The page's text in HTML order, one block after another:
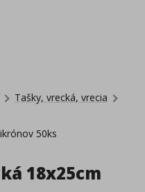
Tašky, vrecká, vrecia
50ks
18x25cm